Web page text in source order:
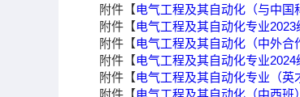
附件【电气工程及其自动化（与中
附件【电气工程及其自动化专业
附件【电气工程及其自动化（中外合
附件【电气工程及其自动化专业2024
附件【电气工程及其自动化专业（英
附件【电气工程及其自动化（中西班